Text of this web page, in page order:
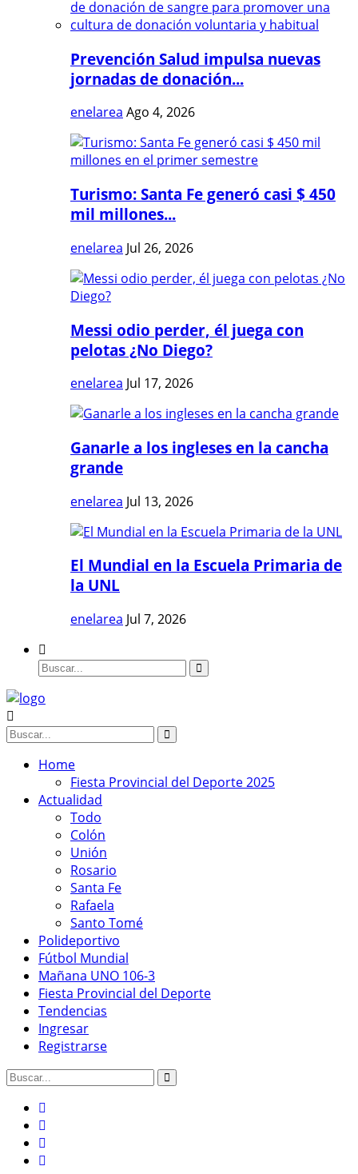
Prevención Salud impulsa nuevas
jornadas de donación...
enelarea Ago 4, 2026
Turismo: Santa Fe generó casi $ 450
mil millones...
enelarea Jul 26, 2026
Messi odio perder, él juega con
pelotas ¿No Diego?
enelarea Jul 17, 2026
Ganarle a los ingleses en la cancha
grande
enelarea Jul 13, 2026
El Mundial en la Escuela Primaria de
la UNL
enelarea Jul 7, 2026
Home
Fiesta Provincial del Deporte 2025
Actualidad
Todo
Colón
Unión
Rosario
Santa Fe
Rafaela
Santo Tomé
Polideportivo
Fútbol Mundial
Mañana UNO 106-3
Fiesta Provincial del Deporte
Tendencias
Ingresar
Registrarse